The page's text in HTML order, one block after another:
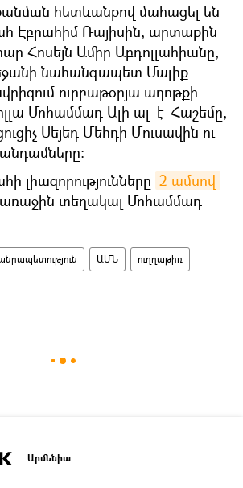
հետևանքով մահացել են
Էբրահիմ Ռայիսին, արտաքին
Հոսեյն Ամիր Աբդոլլահիանը,
նահանգապետ Մալիք
ուրբաթօրյա աղոթքի
Մոհամմադ Ալի ալ–է–Հաշեմը,
Սեյեդ Մեհդի Մուսավին ու
լիազորությունները 2 ամսով
առաջին տեղակալ Մոհամմադ
ԱՄՆ ուղղաթիռ
Արմենիա